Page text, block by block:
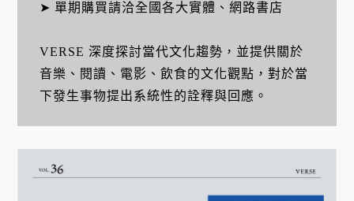
➤ 單期購買請洽全國各大實體、網路書店
VERSE 深度探討當代文化趨勢，並提供關於
音樂、閱讀、電影、飲食的文化觀點，對於當
下發生事物提出系統性的詮釋與回應。